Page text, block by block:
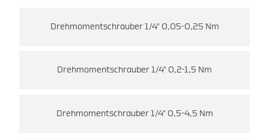
Drehmomentschrauber 1/4" 0,05-0,25 Nm
Drehmomentschrauber 1/4" 0,2-1,5 Nm
Drehmomentschrauber 1/4" 0,5-4,5 Nm